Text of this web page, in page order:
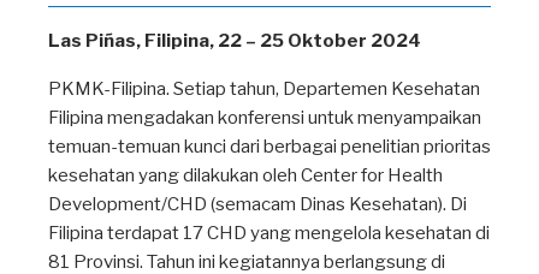
Las Piñas, Filipina, 22 – 25 Oktober 2024
PKMK-Filipina. Setiap tahun, Departemen Kesehatan
Filipina mengadakan konferensi untuk menyampaikan
temuan-temuan kunci dari berbagai penelitian prioritas
kesehatan yang dilakukan oleh Center for Health
Development/CHD (semacam Dinas Kesehatan). Di
Filipina terdapat 17 CHD yang mengelola kesehatan di
81 Provinsi. Tahun ini kegiatannya berlangsung di